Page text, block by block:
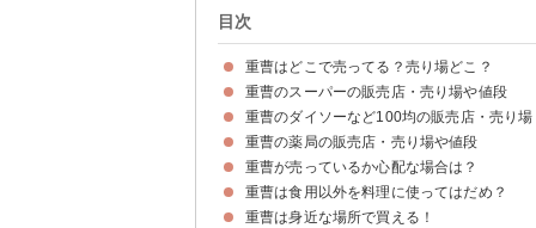
目次
重曹はどこで売ってる？売り場どこ？
重曹はスーパー・薬局やコンビニなどで買える
重曹のスーパーの販売店・売り場や値段
重曹のスーパーの販売店・店舗の一覧
重曹のスーパーでの売り場・コーナーや値段
重曹のダイソーなど100均の販売店・売り場
重曹の100均の販売店・店舗の一覧
重曹の100均での売り場・コーナー
重曹の薬局の販売店・売り場や値段
重曹の薬局の販売店・店舗の一覧
重曹の薬局での売り場・コーナーや値段
重曹が売っているか心配な場合は？
よく行く店舗に電話して確認するのが確実
重曹を通販で買うのも1つの手
重曹は食用以外を料理に使ってはだめ？
重曹は身近な場所で買える！